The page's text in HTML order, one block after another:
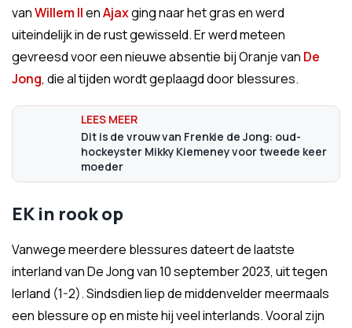
vanWillem IIenAjaxging naar het gras en werd
uiteindelijk in de rust gewisseld. Er werd meteen
gevreesd voor een nieuwe absentie bij Oranje van De
Jong, die al tijden wordt geplaagd door blessures.
Dit is de vrouw van Frenkie de Jong: oud-
hockeyster Mikky Kiemeney voor tweede keer
moeder
EK in rook op
Vanwege meerdere blessures dateert de laatste
interland van De Jong van 10 september 2023, uit tegen
Ierland (1-2). Sindsdien liep de middenvelder meermaals
een blessure op en miste hij veel interlands. Vooral zijn